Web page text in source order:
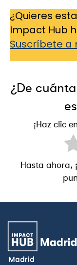
¿Quieres
Impact Hub
Suscríbete a
¿De
¡Haz clic
Hasta ahora,
Madrid